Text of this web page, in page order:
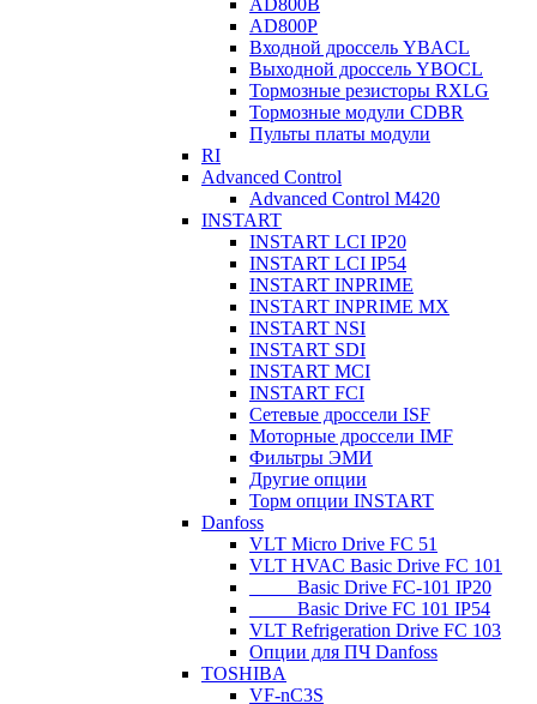
AD800B
AD800P
Входной дроссель YBACL
Выходной дроссель YBOCL
Тормозные резисторы RXLG
Тормозные модули CDBR
Пульты платы модули
RI
Advanced Control
Advanced Control M420
INSTART
INSTART LCI IP20
INSTART LCI IP54
INSTART INPRIME
INSTART INPRIME MX
INSTART NSI
INSTART SDI
INSTART MCI
INSTART FCI
Сетевые дроссели ISF
Моторные дроссели IMF
Фильтры ЭМИ
Другие опции
Торм опции INSTART
Danfoss
VLT Micro Drive FC 51
VLT HVAC Basic Drive FC 101
_____Basic Drive FC-101 IP20
_____Basic Drive FC 101 IP54
VLT Refrigeration Drive FC 103
Опции для ПЧ Danfoss
TOSHIBA
VF-nC3S